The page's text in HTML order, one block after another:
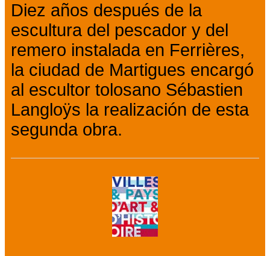
Diez años después de la
escultura del pescador y del
remero instalada en Ferrières,
la ciudad de Martigues encargó
al escultor tolosano Sébastien
Langloÿs la realización de esta
segunda obra.